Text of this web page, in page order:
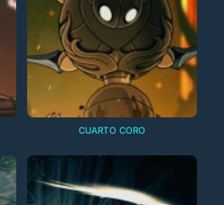
CUARTO CORO